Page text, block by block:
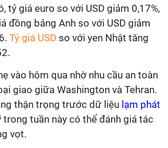
tỷ giá euro so với USD giảm 0,17%,
đồng bảng Anh so với USD giảm
Tỷ giá USD so với yen Nhật tăng
vào hôm qua nhờ nhu cầu an toàn
giao giữa Washington và Tehran.
thận trọng trước dữ liệu lạm phát
tuần này có thể đánh giá tác
vọt.